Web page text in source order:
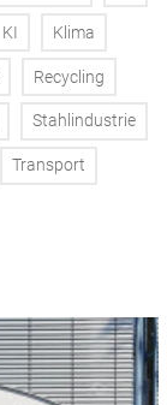
KI Klima
Recycling
Stahlindustrie
Transport